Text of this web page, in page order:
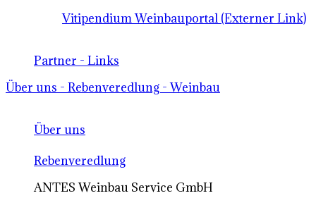
Vitipendium Weinbauportal (Externer Link)
Partner - Links
Über uns - Rebenveredlung - Weinbau
Über uns
Rebenveredlung
ANTES Weinbau Service GmbH